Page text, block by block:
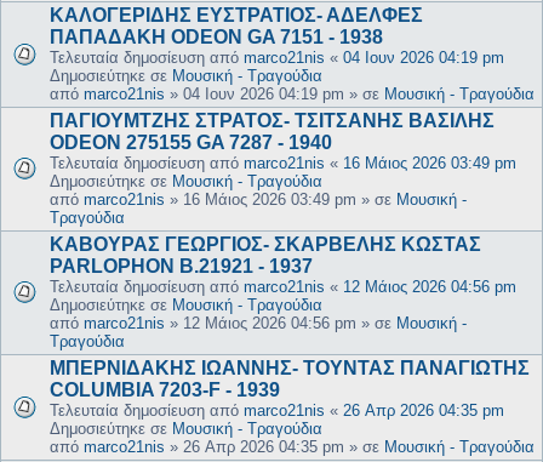
ΚΑΛΟΓΕΡΙΔΗΣ ΕΥΣΤΡΑΤΙΟΣ- ΑΔΕΛΦΕΣ
ΠΑΠΑΔΑΚΗ ODEON GA 7151 - 1938
Τελευταία δημοσίευση από marco21nis « 04 Ιουν 2026 04:19 pm
Δημοσιεύτηκε σε Μουσική - Τραγούδια
από marco21nis » 04 Ιουν 2026 04:19 pm » σε Μουσική - Τραγούδια
ΠΑΓΙΟΥΜΤΖΗΣ ΣΤΡΑΤΟΣ- ΤΣΙΤΣΑΝΗΣ ΒΑΣΙΛΗΣ
ODEON 275155 GA 7287 - 1940
Τελευταία δημοσίευση από marco21nis « 16 Μάιος 2026 03:49 pm
Δημοσιεύτηκε σε Μουσική - Τραγούδια
από marco21nis » 16 Μάιος 2026 03:49 pm » σε Μουσική -
Τραγούδια
ΚΑΒΟΥΡΑΣ ΓΕΩΡΓΙΟΣ- ΣΚΑΡΒΕΛΗΣ ΚΩΣΤΑΣ
PARLOPHON B.21921 - 1937
Τελευταία δημοσίευση από marco21nis « 12 Μάιος 2026 04:56 pm
Δημοσιεύτηκε σε Μουσική - Τραγούδια
από marco21nis » 12 Μάιος 2026 04:56 pm » σε Μουσική -
Τραγούδια
ΜΠΕΡΝΙΔΑΚΗΣ ΙΩΑΝΝΗΣ- ΤΟΥΝΤΑΣ ΠΑΝΑΓΙΩΤΗΣ
COLUMBIA 7203-F - 1939
Τελευταία δημοσίευση από marco21nis « 26 Απρ 2026 04:35 pm
Δημοσιεύτηκε σε Μουσική - Τραγούδια
από marco21nis » 26 Απρ 2026 04:35 pm » σε Μουσική - Τραγούδια